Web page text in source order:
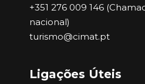
+351 276 009 146
nacional)
turismo@cimat.pt
Ligações Úteis